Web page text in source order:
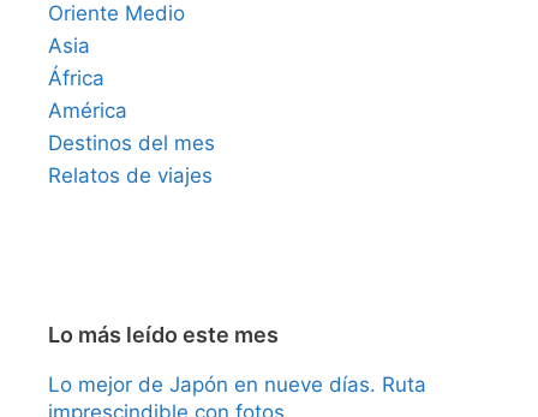
Oriente Medio
Asia
África
América
Destinos del mes
Relatos de viajes
Lo más leído este mes
Lo mejor de Japón en nueve días. Ruta
imprescindible con fotos